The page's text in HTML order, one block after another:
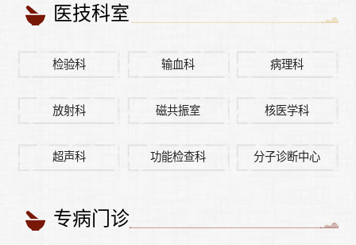
医技科室
检验科 输血科 病理科
放射科 磁共振室 核医学科
超声科 功能检查科 分子诊断中心
专病门诊